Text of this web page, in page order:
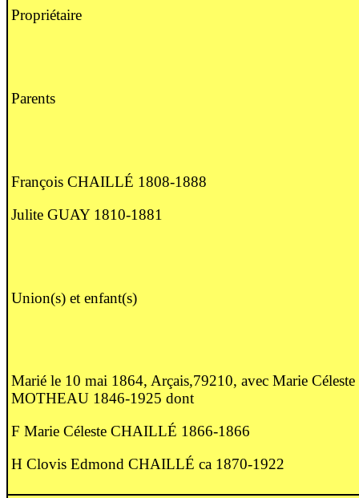
Propriétaire
Parents
François CHAILLÉ 1808-1888
Julite GUAY 1810-1881
Union(s) et enfant(s)
Marié le 10 mai 1864, Arçais,79210, avec Marie Céleste
MOTHEAU 1846-1925 dont
F Marie Céleste CHAILLÉ 1866-1866
H Clovis Edmond CHAILLÉ ca 1870-1922